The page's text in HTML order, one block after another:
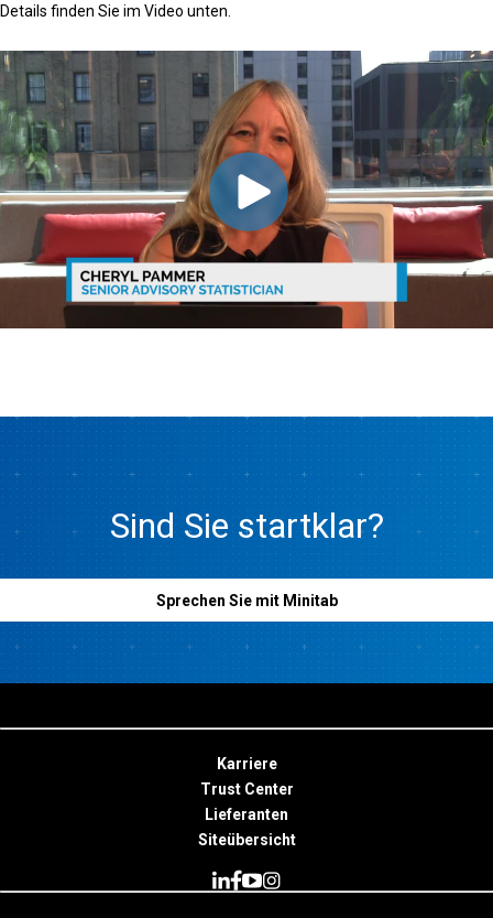
Details finden Sie im Video unten.
Sind Sie startklar?
Sprechen Sie mit Minitab
Karriere
Trust Center
Lieferanten
Siteübersicht